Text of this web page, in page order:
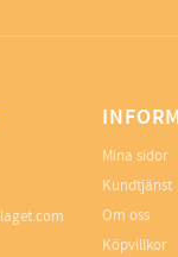
Mina sidor
Kundtjänst
Om oss
Köpvillkor